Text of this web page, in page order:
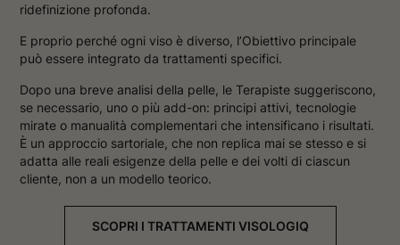
ridefinizione profonda.
E proprio perché ogni viso è diverso, l’Obiettivo principale
può essere integrato da trattamenti specifici.
Dopo una breve analisi della pelle, le Terapiste suggeriscono,
se necessario, uno o più add-on: principi attivi, tecnologie
mirate o manualità complementari che intensificano i risultati.
È un approccio sartoriale, che non replica mai se stesso e si
adatta alle reali esigenze della pelle e dei volti di ciascun
cliente, non a un modello teorico.
SCOPRI I TRATTAMENTI VISOLOGIQ